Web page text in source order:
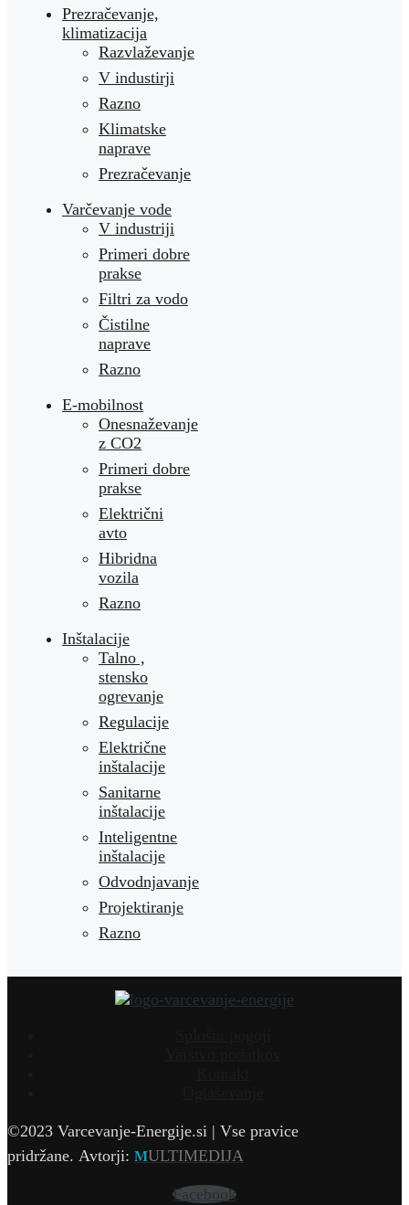
Prezračevanje,
klimatizacija
Razvlaževanje
V industirji
Razno
Klimatske
naprave
Prezračevanje
Varčevanje vode
V industriji
Primeri dobre
prakse
Filtri za vodo
Čistilne
naprave
Razno
E-mobilnost
Onesnaževanje
z CO2
Primeri dobre
prakse
Električni
avto
Hibridna
vozila
Razno
Inštalacije
Talno ,
stensko
ogrevanje
Regulacije
Električne
inštalacije
Sanitarne
inštalacije
Inteligentne
inštalacije
Odvodnjavanje
Projektiranje
Razno
©2023 Varcevanje-Energije.si | Vse pravice
pridržane. Avtorji: MULTIMEDIJA
Facebook